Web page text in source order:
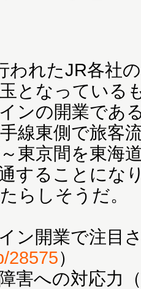
れたJR各社
となっている
ンの開業であ
線東側で旅客
東京間を東海
することにな
らしそうだ。
ン開業で注目
28575）
害への対応力（